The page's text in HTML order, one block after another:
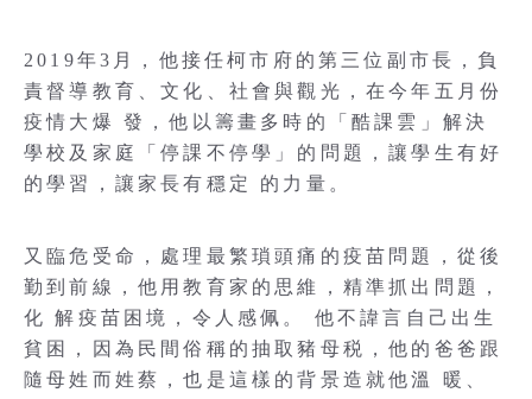
2019年3月，他接任柯市府的第三位副市長，負
責督導教育、文化、社會與觀光，在今年五月份
疫情大爆 發，他以籌畫多時的「酷課雲」解決
學校及家庭「停課不停學」的問題，讓學生有好
的學習，讓家長有穩定 的力量。
又臨危受命，處理最繁瑣頭痛的疫苗問題，從後
勤到前線，他用教育家的思維，精準抓出問題，
化 解疫苗困境，令人感佩。 他不諱言自己出生
貧困，因為民間俗稱的抽取豬母税，他的爸爸跟
隨母姓而姓蔡，也是這樣的背景造就他溫 暖、